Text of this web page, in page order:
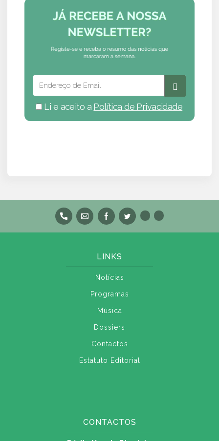
Li e aceito a Política de Privacidade
LINKS
Notícias
Programas
Música
Dossiers
Contactos
Estatuto Editorial
CONTACTOS